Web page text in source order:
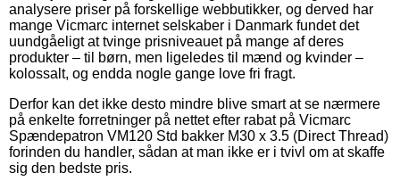
analysere priser på forskellige webbutikker, og derved har
mange Vicmarc internet selskaber i Danmark fundet det
uundgåeligt at tvinge prisniveauet på mange af deres
produkter – til børn, men ligeledes til mænd og kvinder –
kolossalt, og endda nogle gange love fri fragt.
Derfor kan det ikke desto mindre blive smart at se nærmere
på enkelte forretninger på nettet efter rabat på Vicmarc
Spændepatron VM120 Std bakker M30 x 3.5 (Direct Thread)
forinden du handler, sådan at man ikke er i tvivl om at skaffe
sig den bedste pris.